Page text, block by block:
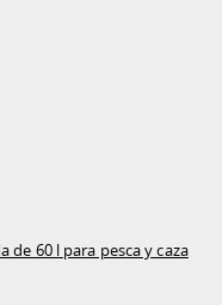
60 l para pesca y caza